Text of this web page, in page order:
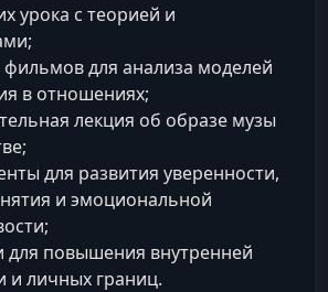
урока с теорией и
для анализа моделей
в отношениях;
лекция об образе музы
для развития уверенности,
и эмоциональной
для повышения внутренней
и личных границ.